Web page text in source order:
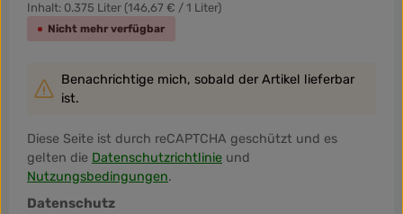
Inhalt: 0.375 Liter (146,67 € / 1 Liter)
Nicht mehr verfügbar
Benachrichtige mich, sobald der Artikel lieferbar
ist.
Diese Seite ist durch reCAPTCHA geschützt und es
gelten die Datenschutzrichtlinie und
Nutzungsbedingungen.
Datenschutz